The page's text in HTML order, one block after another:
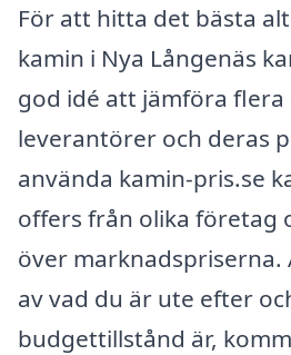
För att hitta det bästa
kamin i Nya Långenäs
god idé att jämföra flera
leverantörer och deras
använda kamin-pris.se
offers från olika företag
över marknadspriserna.
av vad du är ute efter
budgettillstånd är,